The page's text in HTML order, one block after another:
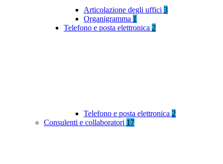
Articolazione degli uffici 3
Organigramma 1
Telefono e posta elettronica 2
Telefono e posta elettronica 2
Consulenti e collaboratori 17